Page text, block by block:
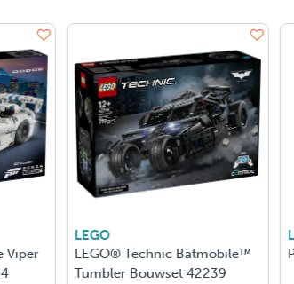
LEGO® Speed Champions
BMW M3 (E30) Bouwbare
Racefiets